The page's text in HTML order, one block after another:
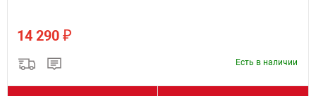
14 290 ₽
Есть в наличии